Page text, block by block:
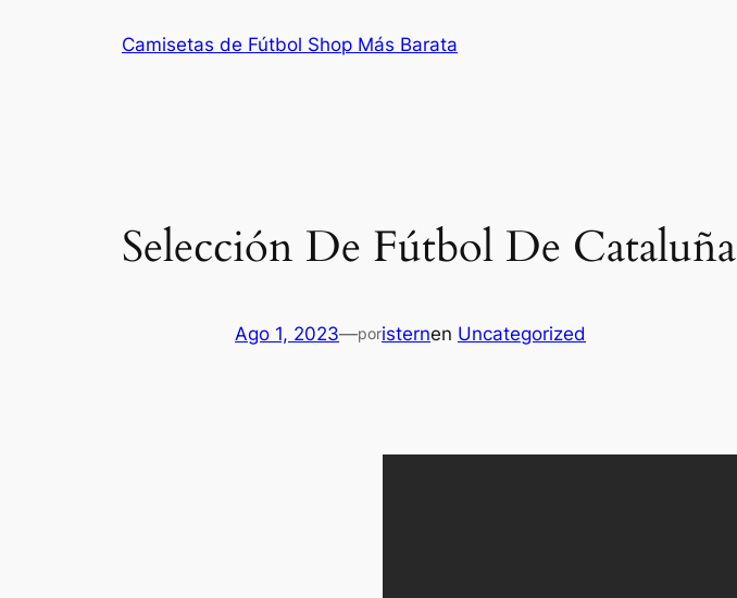
Camisetas de Fútbol Shop Más Barata
Selección De Fútbol De Cataluña
Ago 1, 2023—poristernen Uncategorized